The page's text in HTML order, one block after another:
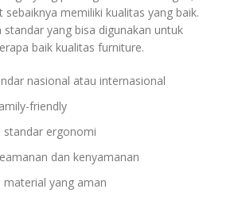
memiliki kualitas yang baik.
standar yang bisa digunakan untuk
baik kualitas furniture.
nasional atau internasional
friendly
standar ergonomi
dan kenyamanan
material yang aman